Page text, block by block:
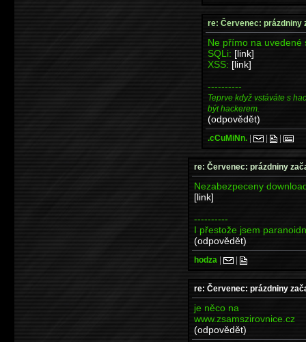
re: Červenec: prázdniny
Ne přímo na uvedené
SQLi: [link]
XSS: [link]
----------
Teprve když vstáváte s
být hackerem.
(odpovědět)
.cCuMiNn. | | |
re: Červenec: prázdniny
Nezabezpeceny
[link]
----------
I přestože jsem
(odpovědět)
hodza | |
re: Červenec: prázdniny
je něco na
www.zsamszirovnice.cz
(odpovědět)